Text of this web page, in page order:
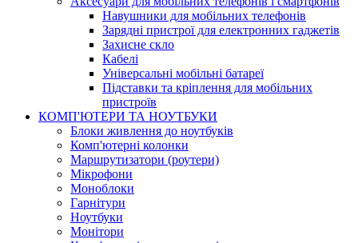
Навушники для мобільних телефонів
Зарядні пристрої для електронних гаджетів
Захисне скло
Кабелі
Універсальні мобільні батареї
Підставки та кріплення для мобільних
пристроїв
КОМП'ЮТЕРИ ТА НОУТБУКИ
Блоки живлення до ноутбуків
Комп'ютерні колонки
Маршрутизатори (роутери)
Мікрофони
Моноблоки
Гарнітури
Ноутбуки
Монітори